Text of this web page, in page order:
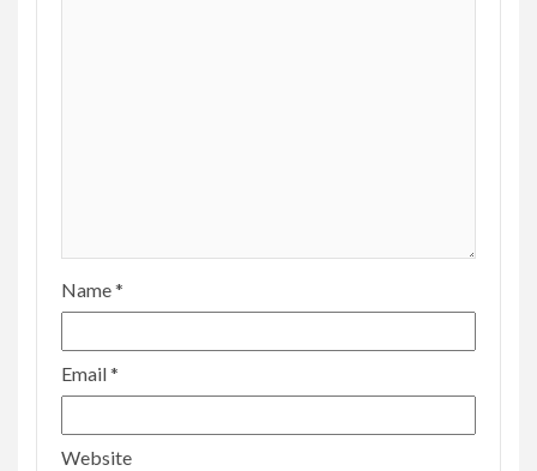
Name*
Email*
Website